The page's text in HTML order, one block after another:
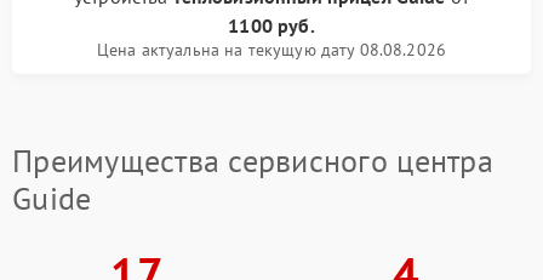
1100 руб.
Цена актуальна на текущую дату 08.08.2026
Преимущества сервисного центра
Guide